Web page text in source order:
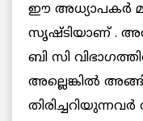
ഈ അധ്യാപകര്‍
സൃഷ്ടിയാണ് .
ബി സി
അല്ലെങ്കില്‍